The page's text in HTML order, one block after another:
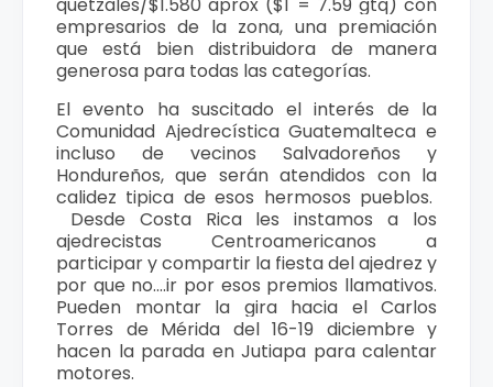
empresarios de la zona, una premiación
que está bien distribuidora de manera
generosa para todas las categorías.
El evento ha suscitado el interés de la
Comunidad Ajedrecística Guatemalteca e
incluso de vecinos Salvadoreños y
Hondureños, que serán atendidos con la
calidez tipica de esos hermosos pueblos.
Desde Costa Rica les instamos a los
ajedrecistas Centroamericanos a
participar y compartir la fiesta del ajedrez y
por que no....ir por esos premios llamativos.
Pueden montar la gira hacia el Carlos
Torres de Mérida del 16-19 diciembre y
hacen la parada en Jutiapa para calentar
motores.